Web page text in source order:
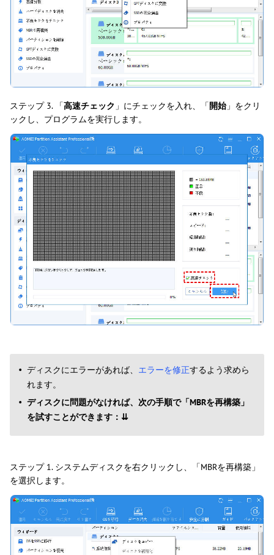
ステップ 3. 「高速チェック 」にチェックを入れ、「開始」をクリ
ックし、プログラムを実行します。
ディスクにエラーがあれば、 エラーを修正するよう求めら
れます。
ディスクに問題がなければ、次の手順で「MBRを再構築」
を試すことができます：⇊
ステップ 1. システムディスクを右クリックし、「MBRを再構築」
を選択します。